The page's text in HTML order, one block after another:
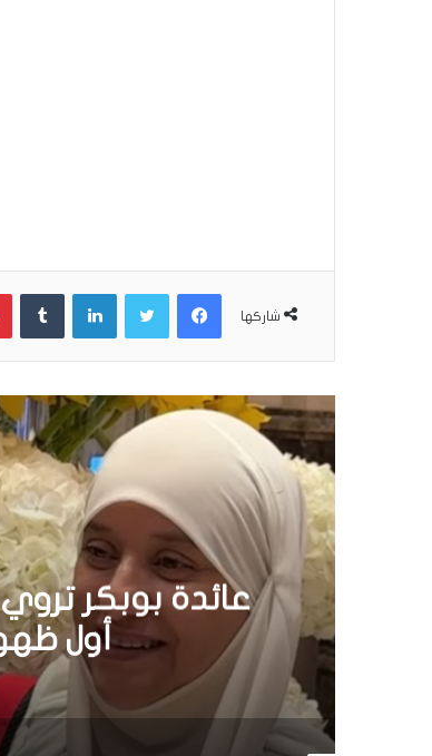
شاركها
فيسبوكتويتر لينكدإن
عائدة بوبكر
أول ظهور